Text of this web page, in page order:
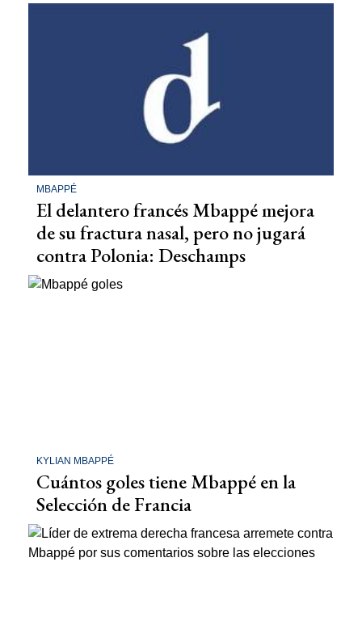
MBAPPÉ
El delantero francés Mbappé mejora
de su fractura nasal, pero no jugará
contra Polonia: Deschamps
KYLIAN MBAPPÉ
Cuántos goles tiene Mbappé en la
Selección de Francia